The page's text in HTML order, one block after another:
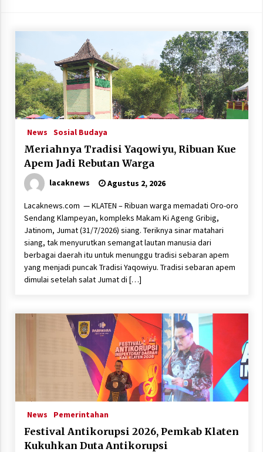
News Sosial Budaya
Meriahnya Tradisi Yaqowiyu, Ribuan Kue
Apem Jadi Rebutan Warga
lacaknews Agustus 2, 2026
Lacaknews.com — KLATEN – Ribuan warga memadati Oro-oro
Sendang Klampeyan, kompleks Makam Ki Ageng Gribig,
Jatinom, Jumat (31/7/2026) siang. Teriknya sinar matahari
siang, tak menyurutkan semangat lautan manusia dari
berbagai daerah itu untuk menunggu tradisi sebaran apem
yang menjadi puncak Tradisi Yaqowiyu. Tradisi sebaran apem
dimulai setelah salat Jumat di […]
News Pemerintahan
Festival Antikorupsi 2026, Pemkab Klaten
Kukuhkan Duta Antikorupsi